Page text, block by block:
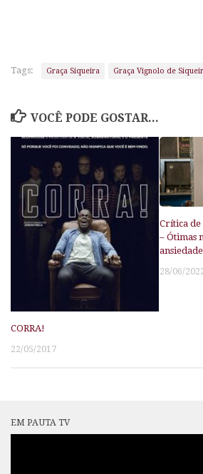
Tags: Graça Siqueira Graça Vignolo de
VOCÊ PODE GOSTAR...
CORRA!
22/05/2017
Crítica
– Ótimas
ansiedade
28/06/
EM PAUTA TV